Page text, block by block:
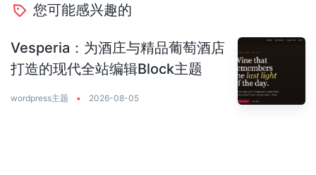
您可能感兴趣的
Vesperia：为酒庄与精品葡萄酒店
打造的现代全站编辑Block主题
wordpress主题 • 2026-08-05